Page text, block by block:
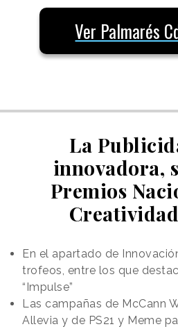
Ver Palmarés
La
innovadora,
Premios
En el apartado de
trofeos, entre los que
“Impulse”
Las campañas de McCann
Allevia y de PS21 y Meme